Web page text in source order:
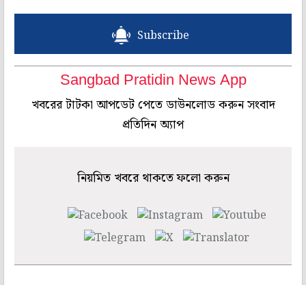
Subscribe
Sangbad Pratidin News App
খবরের টাটকা আপডেট পেতে ডাউনলোড করুন সংবাদ
প্রতিদিন অ্যাপ
নিয়মিত খবরে থাকতে ফলো করুন